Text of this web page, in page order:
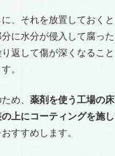
に、それを放置しておく
分に水分が侵入して腐っ
り返して傷が深くなるこ
。
め、 薬剤を使う工場の
上にコーティングを施し
すすめします。